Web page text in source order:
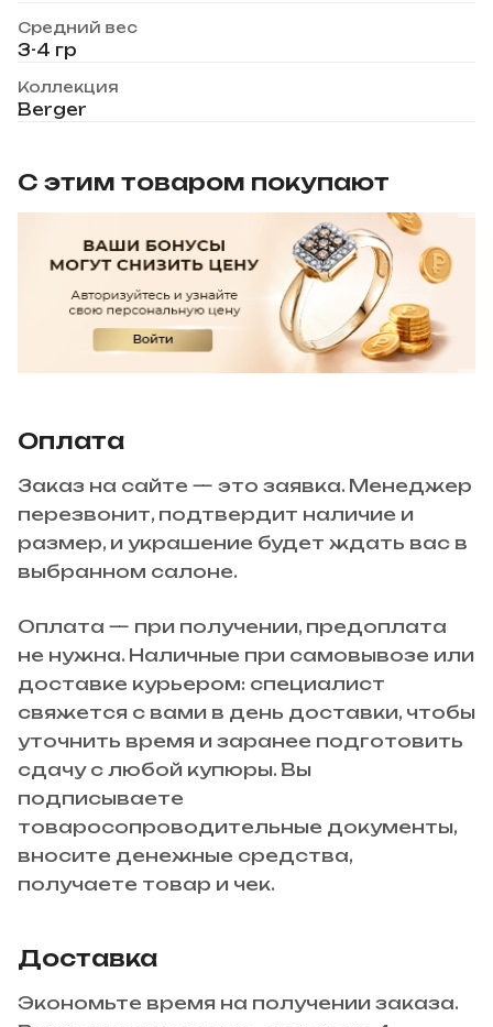
Средний вес
3-4 гр
Коллекция
Berger
С этим товаром покупают
Оплата
Заказ на сайте — это заявка. Менеджер
перезвонит, подтвердит наличие и
размер, и украшение будет ждать вас в
выбранном салоне.
Оплата — при получении, предоплата
не нужна. Наличные при самовывозе или
доставке курьером: специалист
свяжется с вами в день доставки, чтобы
уточнить время и заранее подготовить
сдачу с любой купюры. Вы
подписываете
товаросопроводительные документы,
вносите денежные средства,
получаете товар и чек.
Доставка
Экономьте время на получении заказа.